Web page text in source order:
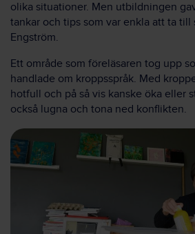
olika situationer. Men utbildningen
tankar och tips som var enkla att ta till
Engström.
Ett område som föreläsaren tog upp
handlade om kroppsspråk. Med
hotfull och på så vis kanske öka eller
också lugna och tona ned konflikten.